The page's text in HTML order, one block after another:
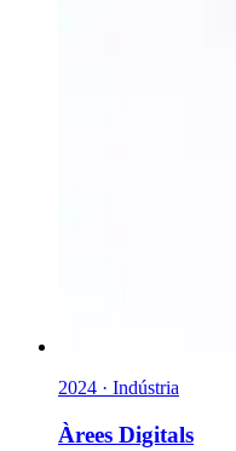
2024 · Indústria
Àrees Digitals